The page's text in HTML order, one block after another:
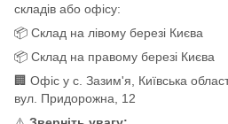
складів або офісу:
📦 Склад на лівому березі Києва
📦 Склад на правому березі Києва
🏢 Офіс у с. Зазим'я, Київська
вул. Придорожна, 12